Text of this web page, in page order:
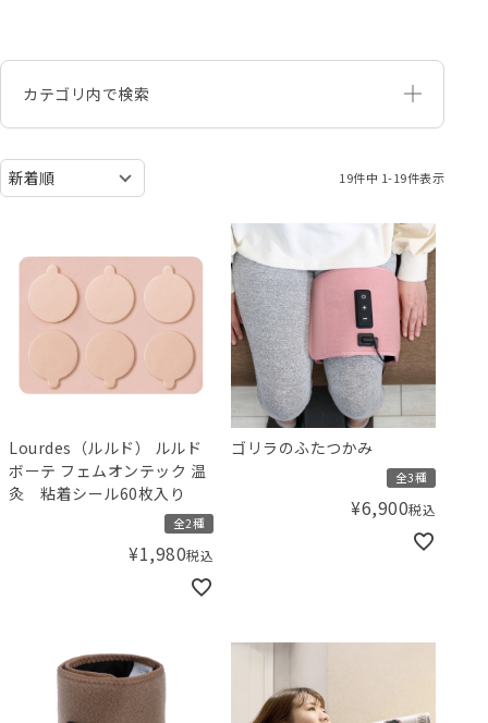
カテゴリ内で検索
19件中 1-19件表示
Lourdes（ルルド） ルルド
ボーテ フェムオンテック 温
灸 粘着シール60枚入り
全2種
¥1,980税込
ゴリラのふたつかみ
全3種
¥6,900税込